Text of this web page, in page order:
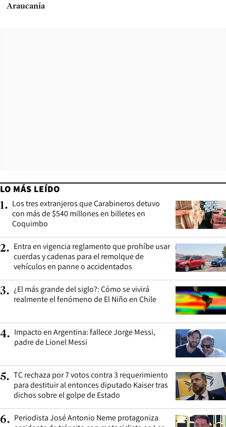
Araucanía
LO MÁS LEÍDO
1. Los tres extranjeros que Carabineros detuvo
con más de $540 millones en billetes en
Coquimbo
2. Entra en vigencia reglamento que prohíbe usar
cuerdas y cadenas para el remolque de
vehículos en panne o accidentados
3. ¿El más grande del siglo?: Cómo se vivirá
realmente el fenómeno de El Niño en Chile
4. Impacto en Argentina: fallece Jorge Messi,
padre de Lionel Messi
5. TC rechaza por 7 votos contra 3 requerimiento
para destituir al entonces diputado Kaiser tras
dichos sobre el golpe de Estado
6. Periodista José Antonio Neme protagoniza